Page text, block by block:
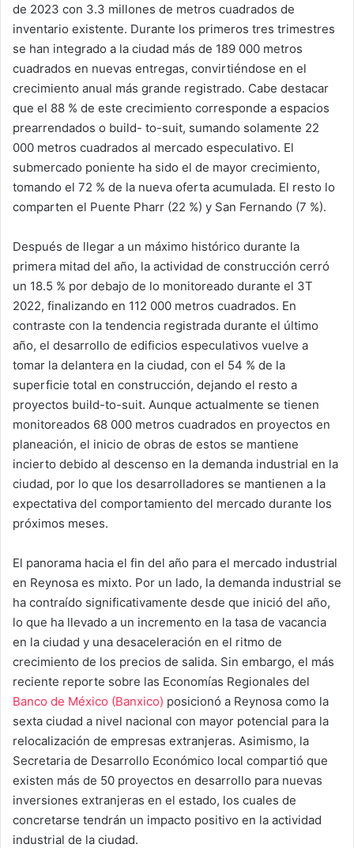
de 2023 con 3.3 millones de metros cuadrados de
inventario existente. Durante los primeros tres trimestres
se han integrado a la ciudad más de 189 000 metros
cuadrados en nuevas entregas, convirtiéndose en el
crecimiento anual más grande registrado. Cabe destacar
que el 88 % de este crecimiento corresponde a espacios
prearrendados o build- to-suit, sumando solamente 22
000 metros cuadrados al mercado especulativo. El
submercado poniente ha sido el de mayor crecimiento,
tomando el 72 % de la nueva oferta acumulada. El resto lo
comparten el Puente Pharr (22 %) y San Fernando (7 %).
Después de llegar a un máximo histórico durante la
primera mitad del año, la actividad de construcción cerró
un 18.5 % por debajo de lo monitoreado durante el 3T
2022, finalizando en 112 000 metros cuadrados. En
contraste con la tendencia registrada durante el último
año, el desarrollo de edificios especulativos vuelve a
tomar la delantera en la ciudad, con el 54 % de la
superficie total en construcción, dejando el resto a
proyectos build-to-suit. Aunque actualmente se tienen
monitoreados 68 000 metros cuadrados en proyectos en
planeación, el inicio de obras de estos se mantiene
incierto debido al descenso en la demanda industrial en la
ciudad, por lo que los desarrolladores se mantienen a la
expectativa del comportamiento del mercado durante los
próximos meses.
El panorama hacia el fin del año para el mercado industrial
en Reynosa es mixto. Por un lado, la demanda industrial se
ha contraído significativamente desde que inició del año,
lo que ha llevado a un incremento en la tasa de vacancia
en la ciudad y una desaceleración en el ritmo de
crecimiento de los precios de salida. Sin embargo, el más
reciente reporte sobre las Economías Regionales del
Banco de México (Banxico) posicionó a Reynosa como la
sexta ciudad a nivel nacional con mayor potencial para la
relocalización de empresas extranjeras. Asimismo, la
Secretaria de Desarrollo Económico local compartió que
existen más de 50 proyectos en desarrollo para nuevas
inversiones extranjeras en el estado, los cuales de
concretarse tendrán un impacto positivo en la actividad
industrial de la ciudad.